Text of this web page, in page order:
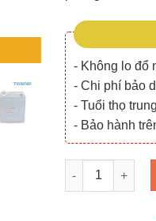
- Không lo đổ
- Chi phí bảo
- Tuổi thọ
- Bảo hành
Ắc quy Chilwee